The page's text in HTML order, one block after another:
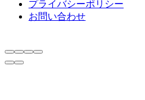
プライバシーポリシー
お問い合わせ